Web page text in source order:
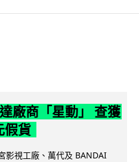
廠商「星動」 查獲
假貨
影視工廠、萬代及 BANDAI